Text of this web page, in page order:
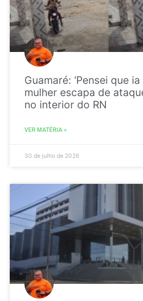
Guamaré: ‘Pensei que ia
mulher escapa de
no interior do RN
VER MATÉRIA »
30 de julho de 2026